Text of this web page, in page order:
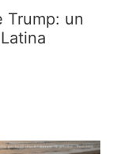
Trump: un